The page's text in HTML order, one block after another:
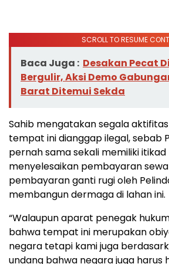
SCROLL TO RESUME
Baca Juga : Desakan Pecat
Bergulir, Aksi Demo
Barat Ditemui Sekda
Sahib mengatakan segala
tempat ini dianggap ilegal, sebab
pernah sama sekali memiliki
menyelesaikan pembayaran
pembayaran ganti rugi oleh
membangun dermaga di lahan ini.
“Walaupun aparat penegak
bahwa tempat ini merupakan
negara tetapi kami juga
undang bahwa negara juga harus